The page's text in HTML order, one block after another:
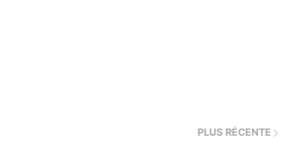
PLUS RÉCENTE